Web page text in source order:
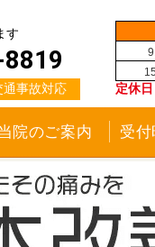
す
通事故対応 定休
院のご案内 受付